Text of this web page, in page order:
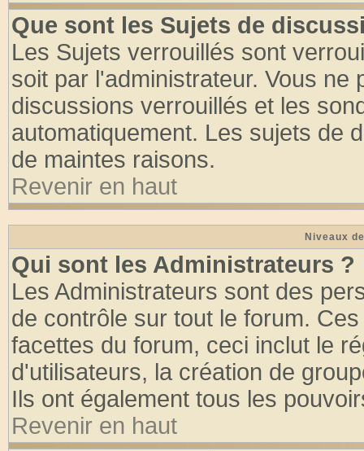
Que sont les Sujets de
Les Sujets verrouillés sont
soit par l'administrateur. Vous
discussions verrouillés et les
automatiquement. Les sujets de
de maintes raisons.
Revenir en haut
Niveaux
Qui sont les Administrateurs ?
Les Administrateurs sont des
de contrôle sur tout le forum.
facettes du forum, ceci inclut le
d'utilisateurs, la création de
Ils ont également tous les
Revenir en haut